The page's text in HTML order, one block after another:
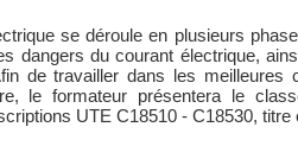
se déroule en plusieurs
dangers du courant électrique,
de travailler dans les
le formateur présentera le
UTE C18510 - C18530, titre